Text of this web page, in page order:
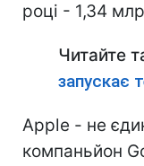
році - 1,34
Читайте
запускає
Apple - не
компаньйон